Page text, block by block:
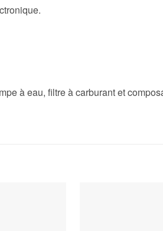
à eau, filtre à carburant et